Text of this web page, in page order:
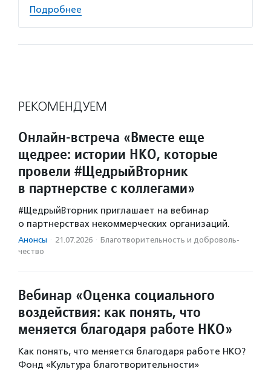
Подробнее
РЕКОМЕНДУЕМ
Онлайн-встреча «Вместе еще
щедрее: истории НКО, которые
провели #ЩедрыйВторник
в партнерстве с коллегами»
#ЩедрыйВторник приглашает на вебинар
о партнерствах некоммерческих организаций.
Анонсы · 21.07.2026 · Благотвори­тель­ность и доброволь­
чест­во
Вебинар «Оценка социального
воздействия: как понять, что
меняется благодаря работе НКО»
Как понять, что меняется благодаря работе НКО?
Фонд «Культура благотворительности»